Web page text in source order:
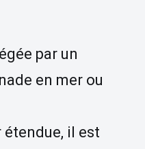
par un
en mer ou
il est